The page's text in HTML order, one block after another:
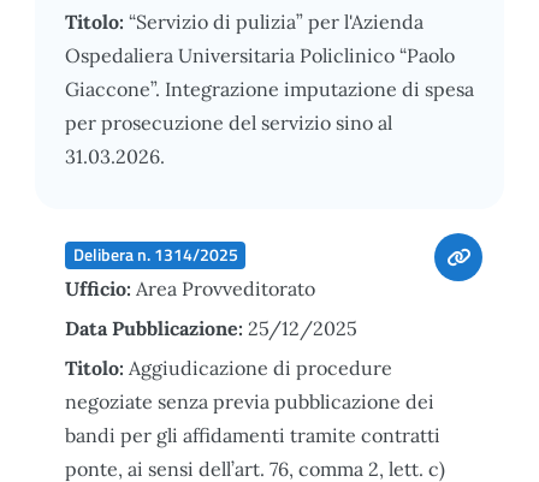
Titolo: “Servizio di pulizia” per l'Azienda
Ospedaliera Universitaria Policlinico “Paolo
Giaccone”. Integrazione imputazione di spesa
per prosecuzione del servizio sino al
31.03.2026.
Delibera n. 1314/2025
Ufficio: Area Provveditorato
Data Pubblicazione: 25/12/2025
Titolo: Aggiudicazione di procedure
negoziate senza previa pubblicazione dei
bandi per gli affidamenti tramite contratti
ponte, ai sensi dell’art. 76, comma 2, lett. c)